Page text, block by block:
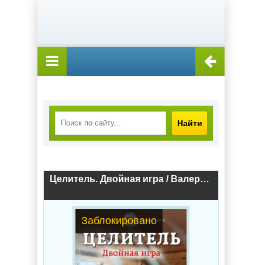
Найти
Целитель. Двойная игра / Валерий Большаков (книга 3)
Заблокировано